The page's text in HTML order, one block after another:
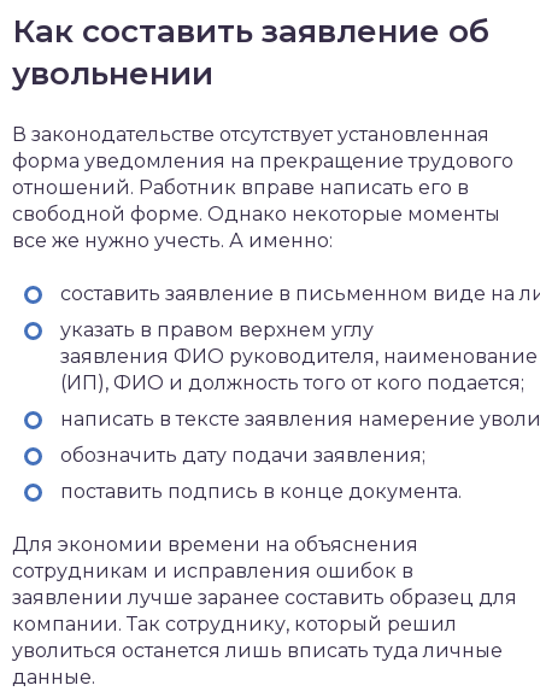
Как составить заявление об
увольнении
В законодательстве отсутствует установленная
форма уведомления на прекращение трудового
отношений. Работник вправе написать его в
свободной форме. Однако некоторые моменты
все же нужно учесть. А именно:
составить заявление в письменном виде на
указать в правом верхнем углу
заявления ФИО руководителя,
(ИП), ФИО и должность того от кого подается;
написать в тексте заявления намерение
обозначить дату подачи заявления;
поставить подпись в конце документа.
Для экономии времени на объяснения
сотрудникам и исправления ошибок в
заявлении лучше заранее составить образец для
компании. Так сотруднику, который решил
уволиться останется лишь вписать туда личные
данные.